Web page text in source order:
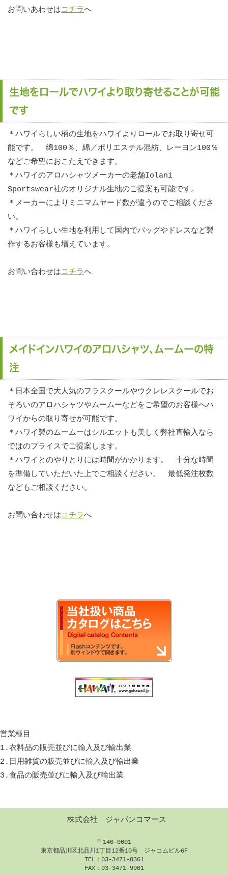
お問いあわせはコチラへ
生地をロールでハワイより取り寄せることが可能
です
＊ハワイらしい柄の生地をハワイよりロールでお取り寄せ可
能です。 綿100％、綿／ポリエステル混紡、レーヨン100％
などご希望におこたえできます。
＊ハワイのアロハシャツメーカーの老舗Iolani
Sportswear社のオリジナル生地のご提案も可能です。
＊メーカーによりミニマムヤード数が違うのでご相談くださ
い。
＊ハワイらしい生地を利用して国内でバッグやドレスなど製
作するお客様も増えています。
お問い合わせはコチラへ
メイドインハワイのアロハシャツ、ムームーの特
注
＊日本全国で大人気のフラスクールやウクレレスクールでお
そろいのアロハシャツやムームーなどをご希望のお客様へハ
ワイからの取り寄せが可能です。
＊ハワイ製のムームーはシルエットも美しく弊社直輸入なら
ではのプライスでご提案します。
＊ハワイとのやりとりには時間がかかります。 十分な時間
を準備していただいた上でご相談ください。 最低発注枚数
などもご相談ください。
お問い合わせはコチラへ
営業種目
1.衣料品の販売並びに輸入及び輸出業
2.日用雑貨の販売並びに輸入及び輸出業
3.食品の販売並びに輸入及び輸出業
株式会社 ジャパンコマース
〒140-0001
東京都品川区北品川1丁目12番10号 ジャコムビル6F
TEL： 03-3471-8361
FAX：03-3471-9901